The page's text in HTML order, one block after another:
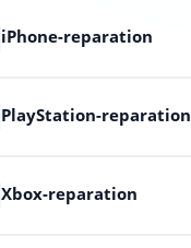
iPhone-reparation
PlayStation-reparation
Xbox-reparation